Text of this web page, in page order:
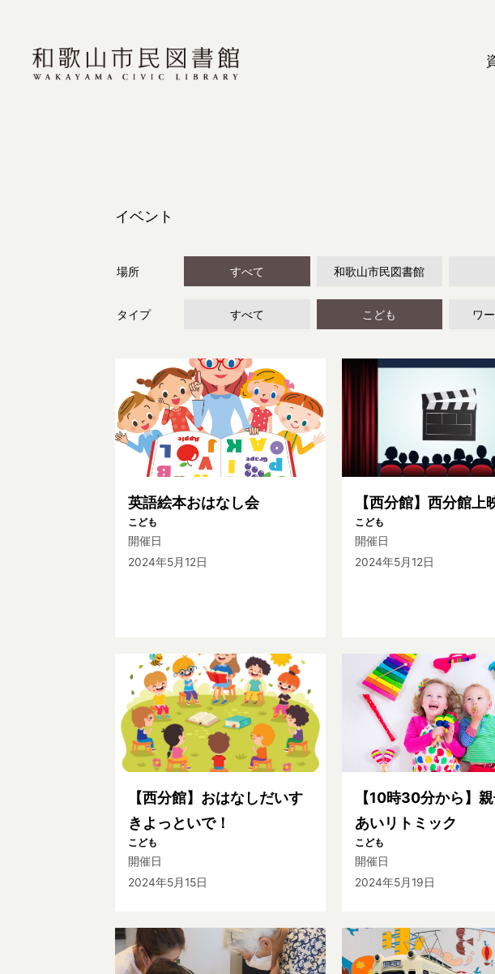
イベント
場所 すべて 和歌山市民図書館
タイプ すべて こども ワ
英語絵本おはなし会
こども
開催日
2024年5月12日
【西分館】西分館上
こども
開催日
2024年5月12日
【西分館】おはなしだいす
きよっといで！
こども
開催日
2024年5月15日
【10時30分から】
あいリトミック
こども
開催日
2024年5月19日